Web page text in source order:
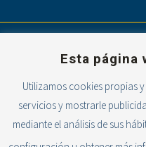
Esta página
Utilizamos cookies propias
servicios y mostrarle
mediante el análisis de sus